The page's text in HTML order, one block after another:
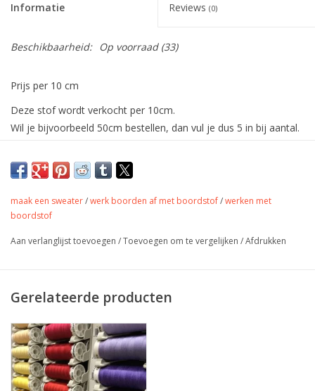
Informatie Reviews (0)
Beschikbaarheid: Op voorraad(33)
Prijs per 10 cm
Deze stof wordt verkocht per 10cm.
Wil je bijvoorbeeld 50cm bestellen, dan vul je dus 5 in bij aantal.
Mooie boordstof voor afwerking van alle
tricot- en sweaterprojecten.
Kleur
Chocolade bruin
Gewicht
240 gr/m
Toepassing
sweater, shirt, broek,....
Label
Oeko-Tex 100 klasse 1
Stretch
ja
maak een sweater/werk boorden af met boordstof/werken met
boordstof
Aan verlanglijst toevoegen /Toevoegen om te vergelijken /Afdrukken
Gerelateerde producten